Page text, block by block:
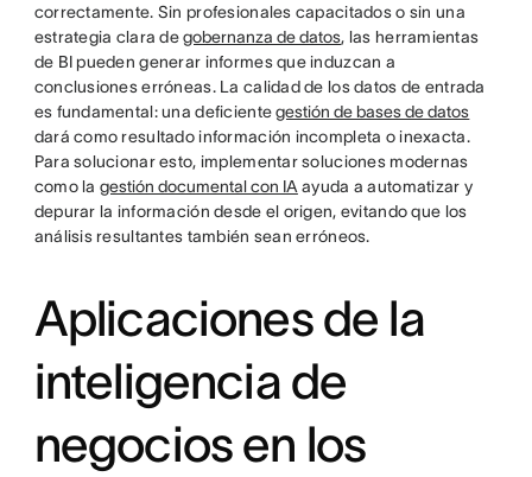
correctamente. Sin profesionales capacitados o sin una
estrategia clara degobernanza de datos, las herramientas
de BI pueden generar informes que induzcan a
conclusiones erróneas. La calidad de los datos de entrada
es fundamental: una deficientegestión de bases de datos
dará como resultado información incompleta o inexacta.
Para solucionar esto, implementar soluciones modernas
como la gestión documental con IA ayuda a automatizar y
depurar la información desde el origen, evitando que los
análisis resultantes también sean erróneos.
Aplicaciones de la
inteligencia de
negocios en los